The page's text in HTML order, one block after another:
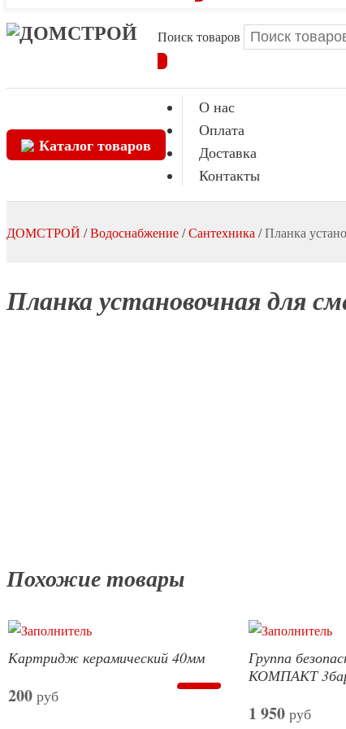
Поиск товаров
Каталог товаров
О нас
Оплата
Доставка
Контакты
ДОМСТРОЙ /Водоснабжение/Сантехника /Планка
Планка установочная для
Похожие товары
Картридж керамический 40мм
200 руб
Группа
КОМПАКТ
1 950руб